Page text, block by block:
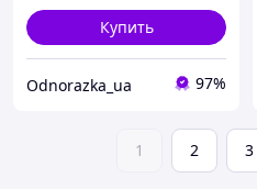
Купить
Odnorazka_ua 97%
1 2 3